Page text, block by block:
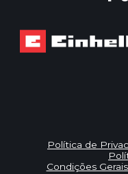
Política de
Condições